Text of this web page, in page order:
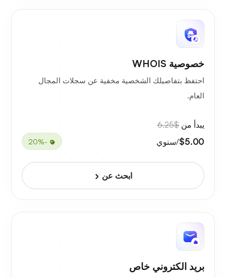
خصوصية WHOIS
احتفظ بتفاصيلك الشخصية مخفية عن سجلات المجال
العام.
يبدأ من $6.25
$5.00/سنوي -20%
ابحث عن
بريد الكتروني خاص